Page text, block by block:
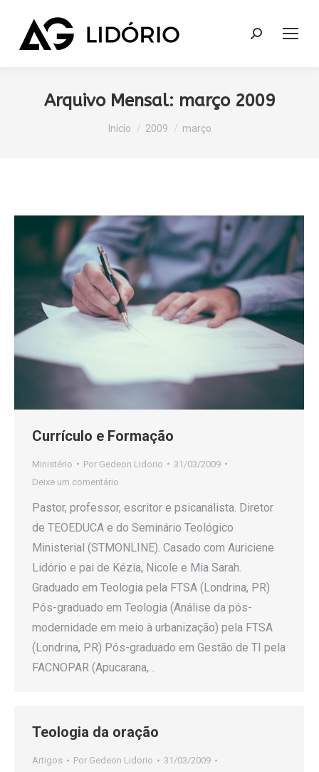
Search:
Arquivo Mensal: março 2009
Você está aqui:
Início 2009 março
Currículo e Formação
Ministério Por Gedeon Lidorio
31/03/2009
Deixe um comentário
Pastor, professor, escritor e psicanalista. Diretor
de TEOEDUCA e do Seminário Teológico
Ministerial (STMONLINE). Casado com Auriciene
Lidório e pai de Kézia, Nicole e Mia Sarah.
Graduado em Teologia pela FTSA (Londrina, PR)
Pós-graduado em Teologia (Análise da pós-
modernidade em meio à urbanização) pela FTSA
(Londrina, PR) Pós-graduado em Gestão de TI pela
FACNOPAR (Apucarana,…
Teologia da oração
Artigos Por Gedeon Lidorio
31/03/2009